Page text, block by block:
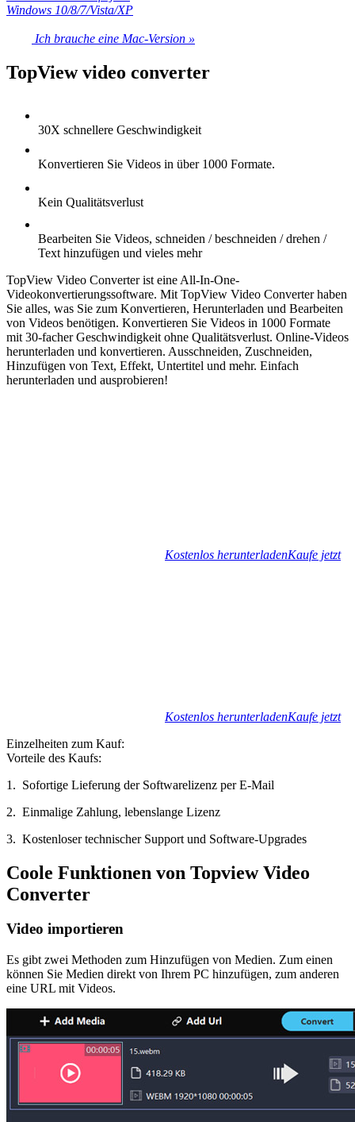
Windows 10/8/7/Vista/XP
Ich brauche eine Mac-Version »
TopView video converter
30X schnellere Geschwindigkeit
Konvertieren Sie Videos in über 1000 Formate.
Kein Qualitätsverlust
Bearbeiten Sie Videos, schneiden / beschneiden / drehen /
Text hinzufügen und vieles mehr
TopView Video Converter ist eine All-In-One-
Videokonvertierungssoftware. Mit TopView Video Converter haben
Sie alles, was Sie zum Konvertieren, Herunterladen und Bearbeiten
von Videos benötigen. Konvertieren Sie Videos in 1000 Formate
mit 30-facher Geschwindigkeit ohne Qualitätsverlust. Online-Videos
herunterladen und konvertieren. Ausschneiden, Zuschneiden,
Hinzufügen von Text, Effekt, Untertitel und mehr. Einfach
herunterladen und ausprobieren!
Kostenlos herunterladenKaufe jetzt
Kostenlos herunterladenKaufe jetzt
Einzelheiten zum Kauf:
Vorteile des Kaufs:
1. Sofortige Lieferung der Softwarelizenz per E-Mail
2. Einmalige Zahlung, lebenslange Lizenz
3. Kostenloser technischer Support und Software-Upgrades
Coole Funktionen von Topview Video
Converter
Video importieren
Es gibt zwei Methoden zum Hinzufügen von Medien. Zum einen
können Sie Medien direkt von Ihrem PC hinzufügen, zum anderen
eine URL mit Videos.